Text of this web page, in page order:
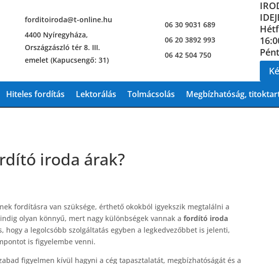
forditoiroda@t-online.hu
4400 Nyíregyháza,
Országzászló tér 8. III.
emelet (Kapucsengő: 31)
06 30 9031 689
06 20 3892 993
06 42 504 750
Hiteles fordítás Lektorálás Tolmácsolás Megbízhatóság,
iroda árak?
fordításra van szüksége, érthető okokból igyekszik megtalálni a
olyan könnyű, mert nagy különbségek vannak afordító iroda
hogy a legolcsóbb szolgáltatás egyben a legkedvezőbbet is jelenti,
is figyelembe venni.
figyelmen kívül hagyni a cég tapasztalatát, megbízhatóságát és a